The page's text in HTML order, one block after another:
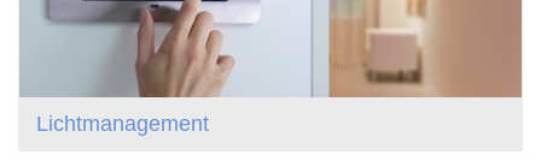
Lichtmanagement